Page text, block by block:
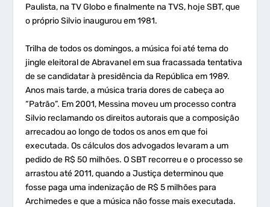
Paulista, na TV Globo e finalmente na TVS, hoje SBT, que
o próprio Silvio inaugurou em 1981.
Trilha de todos os domingos, a música foi até tema do
jingle eleitoral de Abravanel em sua fracassada tentativa
de se candidatar à presidência da República em 1989.
Anos mais tarde, a música traria dores de cabeça ao
“Patrão”. Em 2001, Messina moveu um processo contra
Silvio reclamando os direitos autorais que a composição
arrecadou ao longo de todos os anos em que foi
executada. Os cálculos dos advogados levaram a um
pedido de R$ 50 milhões. O SBT recorreu e o processo se
arrastou até 2011, quando a Justiça determinou que
fosse paga uma indenização de R$ 5 milhões para
Archimedes e que a música não fosse mais executada.